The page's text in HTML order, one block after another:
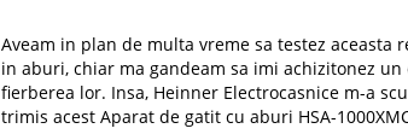
Aveam in plan de multa vreme sa testez aceasta
in aburi, chiar ma gandeam sa imi achizitonez
fierberea lor. Insa, Heinner Electrocasnice m-a
trimis acest Aparat de gatit cu aburi HSA-